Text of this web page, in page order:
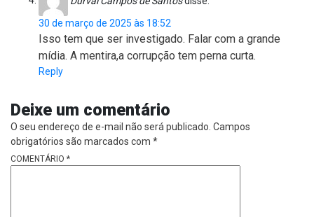
30 de março de 2025 às 18:52
Isso tem que ser investigado. Falar com a grande
mídia. A mentira,a corrupção tem perna curta.
Reply
Deixe um comentário
O seu endereço de e-mail não será publicado. Campos
obrigatórios são marcados com *
COMENTÁRIO *